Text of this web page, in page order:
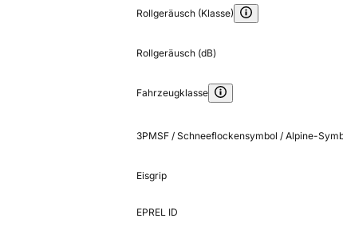
Rollgeräusch (Klasse)
Rollgeräusch (dB)
Fahrzeugklasse
3PMSF / Schneeflockensymbol / Alpine-
Eisgrip
EPREL ID